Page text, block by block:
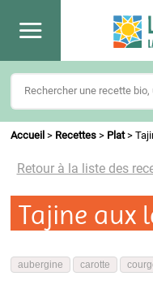
Accueil > Recettes> Plat>
Retour à la liste des
Tajine aux
aubergine carotte